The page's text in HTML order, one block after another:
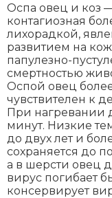
Оспа овец и коз
контагиозная
лихорадкой,
развитием на
папулезно-
смертностью
Оспой овец
чувствителен к
При нагревании
минут. Низкие
до двух лет и
сохраняется до
а в шерсти овец
вирус погибает
консервирует